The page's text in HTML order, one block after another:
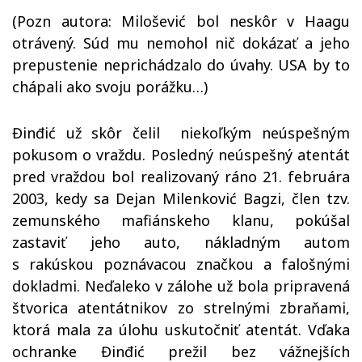
(Pozn autora: Milošević bol neskôr v Haagu
otrávený. Súd mu nemohol nič dokázať a jeho
prepustenie neprichádzalo do úvahy. USA by to
chápali ako svoju porážku…)
Đinđić už skôr čelil niekoľkým neúspešným
pokusom o vraždu. Posledný neúspešný atentát
pred vraždou bol realizovaný ráno 21. februára
2003, kedy sa Dejan Milenković Bagzi, člen tzv.
zemunského mafiánskeho klanu, pokúšal
zastaviť jeho auto, nákladným autom
s rakúskou poznávacou značkou a falošnými
dokladmi. Neďaleko v zálohe už bola pripravená
štvorica atentátnikov zo strelnými zbraňami,
ktorá mala za úlohu uskutočniť atentát. Vďaka
ochranke Đinđić prežil bez vážnejších